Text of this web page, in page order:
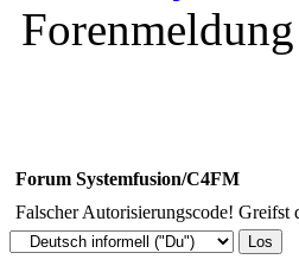
Forenmeldung
Forum Systemfusion/C4FM
Falscher Autorisierungscode! Greifst